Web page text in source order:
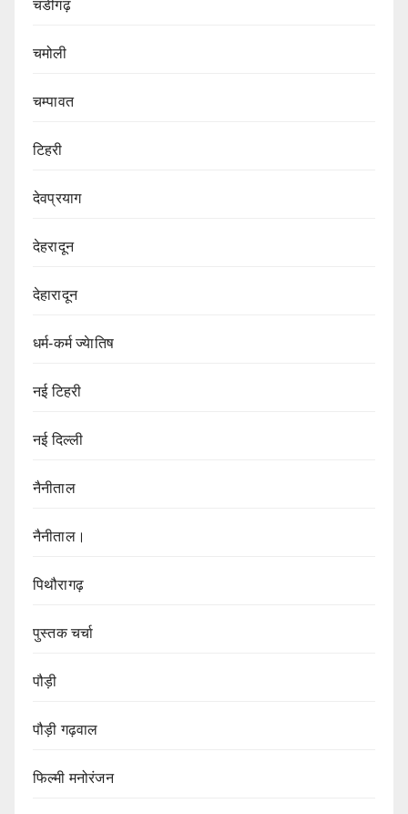
चंडीगढ़
चमोली
चम्पावत
टिहरी
देवप्रयाग
देहरादून
देहारादून
धर्म-कर्म ज्येातिष
नई टिहरी
नई दिल्ली
नैनीताल
नैनीताल।
पिथौरागढ़
पुस्तक चर्चा
पौड़ी
पौड़ी गढ़वाल
फिल्मी मनोरंजन